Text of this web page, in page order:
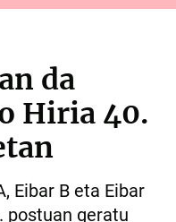
da
Hiria 40.
Eibar B eta Eibar
postuan geratu